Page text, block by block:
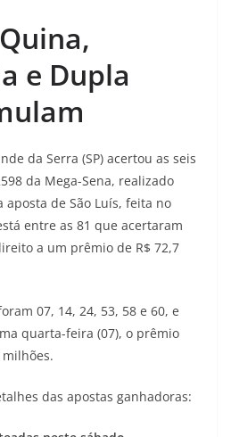
e Dupla
da Serra (SP) acertou as seis
da Mega-Sena, realizado
aposta de São Luís, feita no
entre as 81 que acertaram
a um prêmio de R$ 72,7
07, 14, 24, 53, 58 e 60, e
quarta-feira (07), o prêmio
das apostas ganhadoras: